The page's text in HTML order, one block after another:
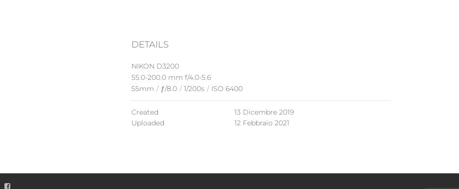
DETAILS
NIKON D3200
55.0-200.0 mm f/4.0-5.6
55mm / ƒ/8.0 / 1/200s / ISO 6400
Created
13 Dicembre 2019
Uploaded
12 Febbraio 2021